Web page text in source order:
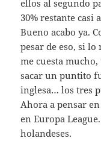
ellos al segundo
30% restante casi
Bueno acabo ya.
pesar de eso, si
me cuesta
sacar un puntito
inglesa… los tres
Ahora a pensar
en Europa
holandeses.